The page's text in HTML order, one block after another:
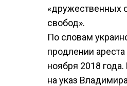
«дружественных
свобод».
По словам
продлении
ноября 2018
на указ